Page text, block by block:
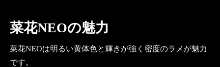
菜花NEOの魅力
菜花NEOは明るい黄体色と輝きが強く密度のラメが魅力
です。